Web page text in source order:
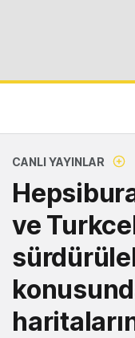
CANLI YAYINLAR
ve